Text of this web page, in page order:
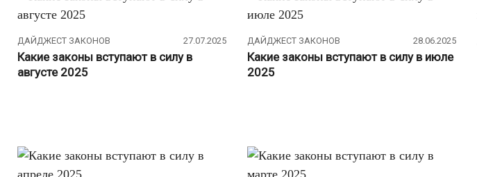
ДАЙДЖЕСТ ЗАКОНОВ 27.07.2025
Какие законы вступают в силу в
августе 2025
ДАЙДЖЕСТ ЗАКОНОВ 28.06.2025
Какие законы вступают в силу в июле
2025